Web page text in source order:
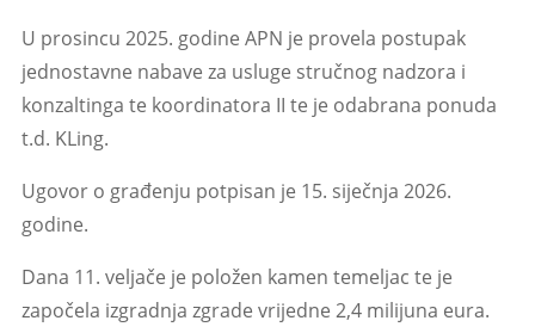
U prosincu 2025. godine APN je provela postupak
jednostavne nabave za usluge stručnog nadzora i
konzaltinga te koordinatora II te je odabrana ponuda
t.d. KLing.
Ugovor o građenju potpisan je 15. siječnja 2026.
godine.
Dana 11. veljače je položen kamen temeljac te je
započela izgradnja zgrade vrijedne 2,4 milijuna eura.